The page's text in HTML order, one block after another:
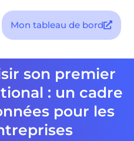
Mon tableau de bord
son premier
: un cadre
pour les